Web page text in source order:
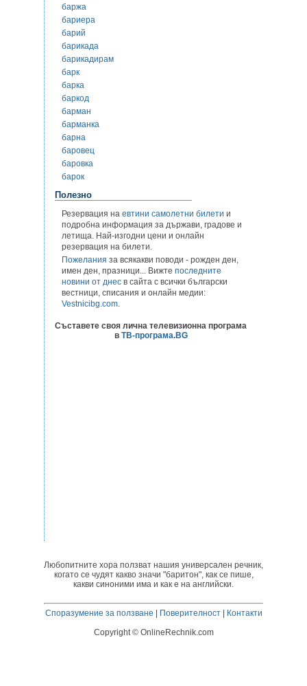
баржа
бариера
барий
барикада
барикадирам
барк
барка
баркод
барман
барманка
барна
баровец
баровка
барок
Полезно
Резервация на евтини самолетни билети и
подробна информация за държави, градове и
летища. Най-изгодни цени и онлайн
резервация на билети.
Пожелания за всякакви поводи - рожден ден,
имен ден, празници... Вижте последните
новини от днес в сайта с всички български
вестници, списания и онлайн медии:
Vestnicibg.com.
Съставете своя лична телевизионна програма
в ТВ-програма.BG
Любопитните хора ползват нашия универсален речник,
когато се чудят какво значи "баритон", как се пише,
какви синоними има и как е на английски.
Споразумение за ползване | Поверителност| Контакти
Copyright © OnlineRechnik.com